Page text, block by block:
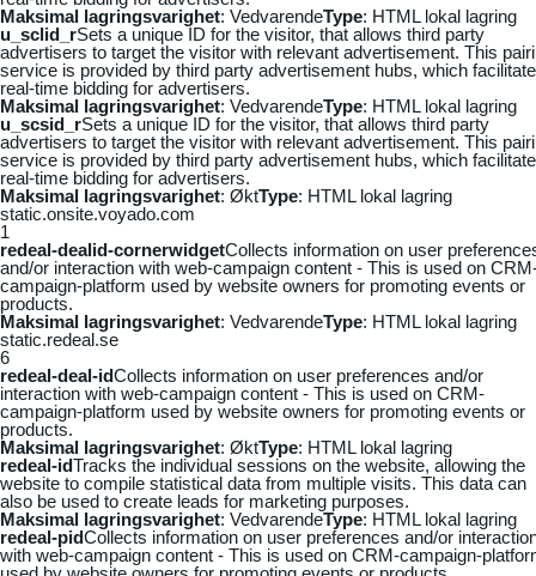
Maksimal lagringsvarighet: VedvarendeType: HTML lokal lagring
u_sclid_rSets a unique ID for the visitor, that allows third party
advertisers to target the visitor with relevant advertisement. This
service is provided by third party advertisement hubs, which
real-time bidding for advertisers.
Maksimal lagringsvarighet: VedvarendeType: HTML lokal lagring
u_scsid_rSets a unique ID for the visitor, that allows third party
advertisers to target the visitor with relevant advertisement. This
service is provided by third party advertisement hubs, which
real-time bidding for advertisers.
Maksimal lagringsvarighet: ØktType: HTML lokal lagring
static.onsite.voyado.com
1
redeal-dealid-cornerwidgetCollects information on user
and/or interaction with web-campaign content - This is used on
campaign-platform used by website owners for promoting events or
products.
Maksimal lagringsvarighet: VedvarendeType: HTML lokal lagring
static.redeal.se
6
redeal-deal-idCollects information on user preferences and/or
interaction with web-campaign content - This is used on CRM-
campaign-platform used by website owners for promoting events or
products.
Maksimal lagringsvarighet: ØktType: HTML lokal lagring
redeal-idTracks the individual sessions on the website, allowing the
website to compile statistical data from multiple visits. This data can
also be used to create leads for marketing purposes.
Maksimal lagringsvarighet: VedvarendeType: HTML lokal lagring
redeal-pidCollects information on user preferences and/or
with web-campaign content - This is used on CRM-campaign-